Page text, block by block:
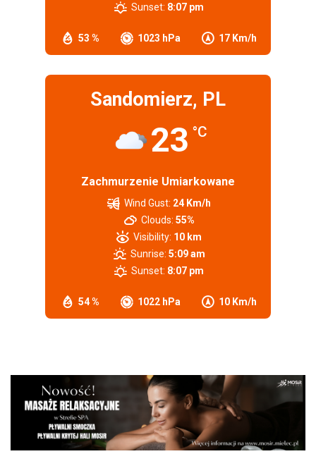
53 % 1023 hPa 17 Km/h
Sunset: 8:07 pm
Sandomierz, PL
23 °C
Zachmurzenie Umiarkowane
54 % 1022 hPa 10 Km/h
Wind Gust: 24 Km/h
Clouds: 55%
Visibility: 10 km
Sunrise: 5:09 am
Sunset: 8:07 pm